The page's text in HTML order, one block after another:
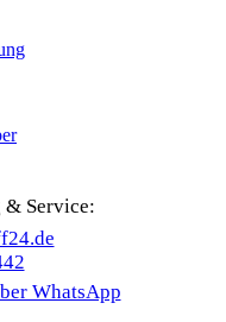
& Service: